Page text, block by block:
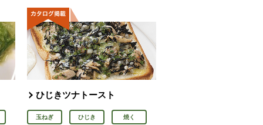
ひじきツナトースト
玉ねぎ ひじき 焼く